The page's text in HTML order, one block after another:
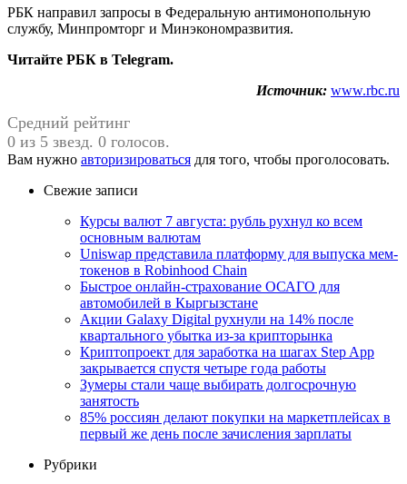
РБК направил запросы в Федеральную антимонопольную
службу, Минпромторг и Минэкономразвития.
Читайте РБК в Telegram.
Источник: www.rbc.ru
Средний рейтинг
0 из 5 звезд. 0 голосов.
Вам нужно авторизироваться для того, чтобы проголосовать.
Свежие записи
Курсы валют 7 августа: рубль рухнул ко всем
основным валютам
Uniswap представила платформу для выпуска мем-
токенов в Robinhood Chain
Быстрое онлайн-страхование ОСАГО для
автомобилей в Кыргызстане
Акции Galaxy Digital рухнули на 14% после
квартального убытка из-за крипторынка
Криптопроект для заработка на шагах Step App
закрывается спустя четыре года работы
Зумеры стали чаще выбирать долгосрочную
занятость
85% россиян делают покупки на маркетплейсах в
первый же день после зачисления зарплаты
Рубрики